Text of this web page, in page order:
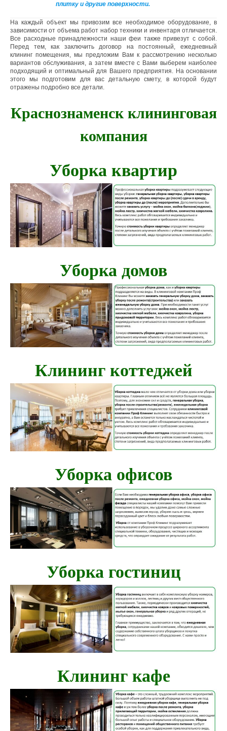
плитку и другие поверхности.
На каждый объект мы привозим все необходимое оборудование, в
зависимости от объема работ набор техники и инвентаря отличается.
Все расходные принадлежности наши феи также привезут с собой.
Перед тем, как заключить договор на постоянный, ежедневный
клининг помещения, мы предложим Вам к рассмотрению несколько
вариантов обслуживания, а затем вместе с Вами выберем наиболее
подходящий и оптимальный для Вашего предприятия. На основании
этого мы подготовим для вас детальную смету, в которой будут
отражены подробно все детали.
Краснознаменск клининговая
компания
Уборка квартир
Уборка домов
Клининг коттеджей
Уборка офисов
Уборка гостиниц
Клининг кафе